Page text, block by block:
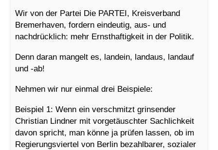
Wir von der Partei Die PARTEI, Kreisverband
Bremerhaven, fordern eindeutig, aus- und
nachdrücklich: mehr Ernsthaftigkeit in der Politik.
Denn daran mangelt es, landein, landaus, landauf
und -ab!
Nehmen wir nur einmal drei Beispiele:
Beispiel 1: Wenn ein verschmitzt grinsender
Christian Lindner mit vorgetäuschter Sachlichkeit
davon spricht, man könne ja prüfen lassen, ob im
Regierungsviertel von Berlin bezahlbarer, sozialer